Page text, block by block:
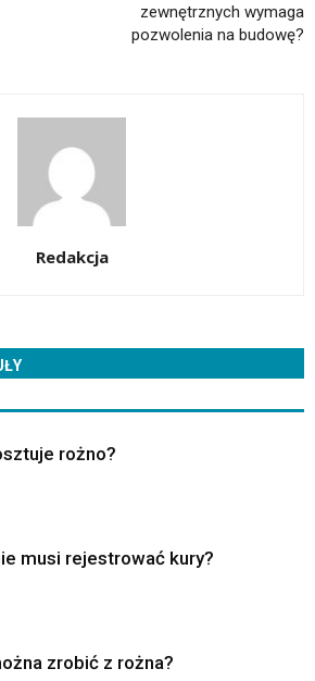
zewnętrznych wymaga
pozwolenia na budowę?
Redakcja
rożno?
musi rejestrować kury?
zrobić z rożna?